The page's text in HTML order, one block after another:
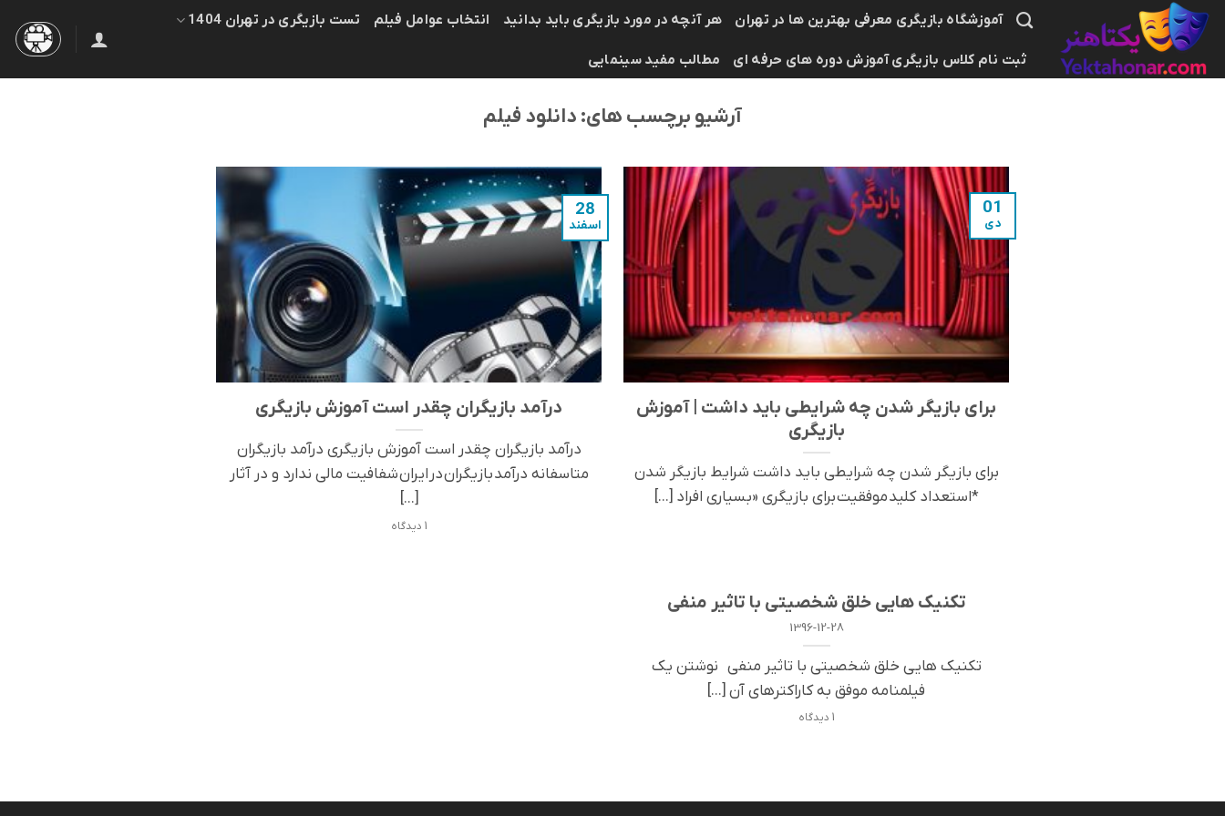
Skip
content
آموزشگاه بازیگری معرفی بهترین ها در تهران هر آنچه در مورد بازیگری باید بدانید انتخاب عوامل فیلم تست بازیگری در تهران 1404
ثبت نام کلاس بازیگری آموزش دوره های حرفه ای مطالب مفید سینمایی
آرشیو برچسب های: دانلود فیلم
برای بازیگر شدن چه شرایطی باید داشت | آموزش
بازیگری
برای بازیگر شدن چه شرایطی باید داشت شرایط بازیگر شدن
*استعداد كلید موفقیت برای بازیگری «بسیاری افراد [...]
01
دی
درآمد بازیگران چقدر است آموزش بازیگری
درآمد بازیگران چقدر است آموزش بازیگری درآمد بازیگران
متاسفانه درآمد بازیگران در ایران شفافیت مالی ندارد و در آثار
[...]
1 دیدگاه
28
اسفند
تکنیک هایی خلق شخصیتی با تاثیر منفی
1396-12-28
تکنیک هایی خلق شخصیتی با تاثیر منفی نوشتن یک
فیلمنامه موفق به کاراکترهای آن [...]
1 دیدگاه